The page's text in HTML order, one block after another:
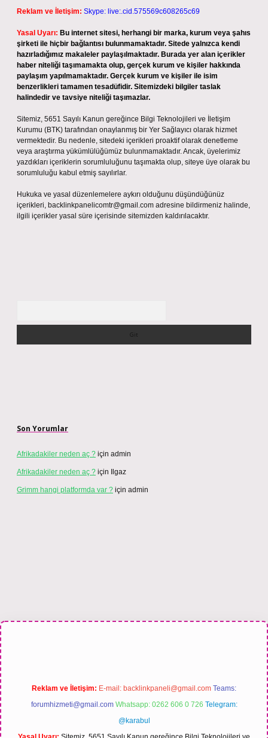
Reklam ve İletişim: Skype: live:.cid.575569c608265c69
Yasal Uyarı: Bu internet sitesi, herhangi bir marka, kurum veya şahıs
şirketi ile hiçbir bağlantısı bulunmamaktadır. Sitede yalnızca kendi
hazırladığımız makaleler paylaşılmaktadır. Burada yer alan içerikler
haber niteliği taşımamakta olup, gerçek kurum ve kişiler hakkında
paylaşım yapılmamaktadır. Gerçek kurum ve kişiler ile isim
benzerlikleri tamamen tesadüfidir. Sitemizdeki bilgiler taslak
halindedir ve tavsiye niteliği taşımazlar.
Sitemiz, 5651 Sayılı Kanun gereğince Bilgi Teknolojileri ve İletişim
Kurumu (BTK) tarafından onaylanmış bir Yer Sağlayıcı olarak hizmet
vermektedir. Bu nedenle, sitedeki içerikleri proaktif olarak denetleme
veya araştırma yükümlülüğümüz bulunmamaktadır. Ancak, üyelerimiz
yazdıkları içeriklerin sorumluluğunu taşımakta olup, siteye üye olarak bu
sorumluluğu kabul etmiş sayılırlar.
Hukuka ve yasal düzenlemelere aykırı olduğunu düşündüğünüz
içerikleri, backlinkpanelicomtr@gmail.com adresine bildirmeniz halinde,
ilgili içerikler yasal süre içerisinde sitemizden kaldırılacaktır.
Son Yorumlar
Afrikadakiler neden aç ? için admin
Afrikadakiler neden aç ? için Ilgaz
Grimm hangi platformda var ? için admin
bahis sitesi
Reklam ve İletişim: E-mail: backlinkpaneli@gmail.com Teams:
forumhizmeti@gmail.com Whatsapp: 0262 606 0 726 Telegram:
@karabul